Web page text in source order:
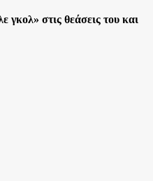
στις θεάσεις του και